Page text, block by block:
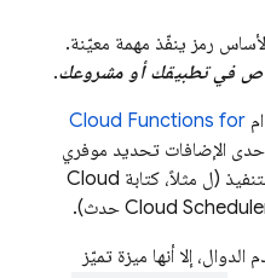
رمز ينفّذ مهمة معيّنة.
في تطبيقك أو مشروعك.
Cloud Functions for
الإضافات تحديد موفري
(ل مثلاً، كتابة Cloud
Cloud حدث).
إلا أنها ميزة تميّز